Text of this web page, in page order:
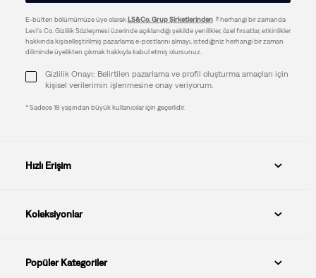
E-bülten bölümümüze üye olarakLS&Co. Grup Şirketlerinden
herhangi bir zamanda
Levi's Co. Gizlilik Sözleşmesi üzerinde açıklandığı şekilde yenilikler, özel fırsatlar, etkinlikler
hakkında kişiselleştirilmiş pazarlama e-postlarını almayı, istediğiniz herhangi bir zaman
diliminde üyelikten çıkmak hakkıyla kabul etmiş olursunuz.
Gizlilik Onayı: Belirtilen pazarlama ve profil oluşturma amaçları için
kişisel verilerimin işlenmesine onay veriyorum.
* Sadece 18 yaşından büyük kullanıcılar için geçerlidir.
Hızlı Erişim
Koleksiyonlar
Popüler Kategoriler